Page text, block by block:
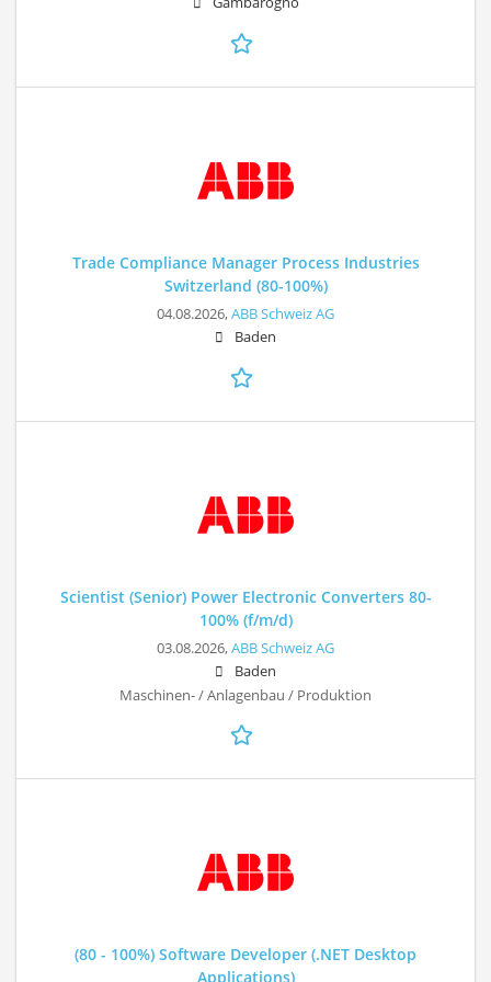
Trade Compliance Manager Process Industries
Switzerland (80-100%)
04.08.2026,ABB Schweiz AG
Baden
Scientist (Senior) Power Electronic Converters 80-
100% (f/m/d)
03.08.2026,ABB Schweiz AG
Baden
Maschinen- / Anlagenbau / Produktion
(80 - 100%) Software Developer (.NET Desktop
Applications)